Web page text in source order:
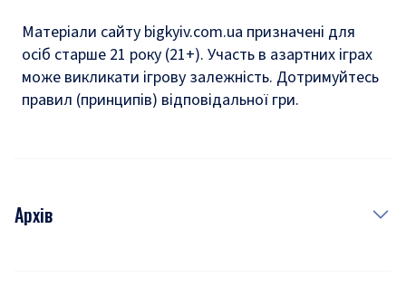
Матеріали сайту bigkyiv.com.ua призначені для
осіб старше 21 року (21+). Участь в азартних іграх
може викликати ігрову залежність. Дотримуйтесь
правил (принципів) відповідальної гри.
Архів